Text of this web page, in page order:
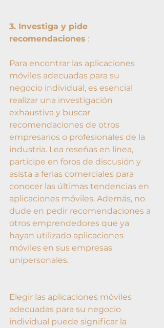
3. Investiga y pide
recomendaciones :
Para encontrar las aplicaciones
móviles adecuadas para su
negocio individual, es esencial
realizar una investigación
exhaustiva y buscar
recomendaciones de otros
empresarios o profesionales de la
industria. Lea reseñas en línea,
participe en foros de discusión y
asista a ferias comerciales para
conocer las últimas tendencias en
aplicaciones móviles. Además, no
dude en pedir recomendaciones a
otros emprendedores que ya
hayan utilizado aplicaciones
móviles en sus empresas
unipersonales.
Elegir las aplicaciones móviles
adecuadas para su negocio
individual puede significar la